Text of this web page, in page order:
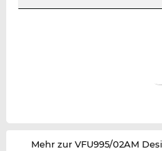
‌Mehr zur VFU995/02AM